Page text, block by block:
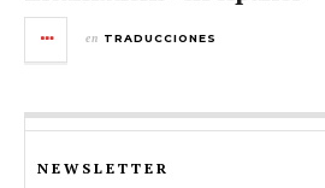
en TRADUCCIONES
NEWSLETTER